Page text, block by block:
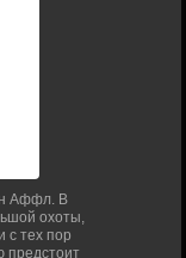
Аффл. В
охоты,
с тех пор
предстоит